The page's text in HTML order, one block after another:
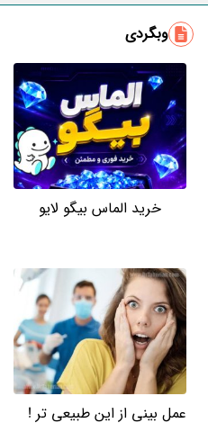
وبگردی
خرید الماس بیگو لایو
عمل بینی از این طبیعی تر !